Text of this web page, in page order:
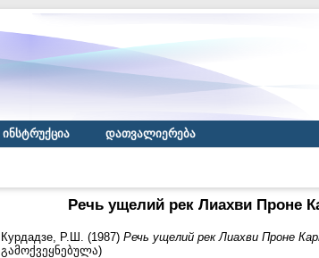
ინსტრუქცია დათვალიერება
Речь ущелий рек Лиахви Проне
Курдадзе, Р.Ш. (1987) Речь ущелий рек Лиахви Проне
გამოქვეყნებულა)